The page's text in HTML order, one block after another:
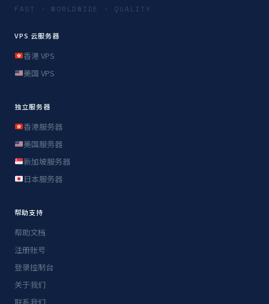
FAST · WORLDWIDE · QUALITY
VPS 云服务器
香港 VPS
美国 VPS
独立服务器
香港服务器
美国服务器
新加坡服务器
日本服务器
帮助支持
帮助文档
注册账号
登录控制台
关于我们